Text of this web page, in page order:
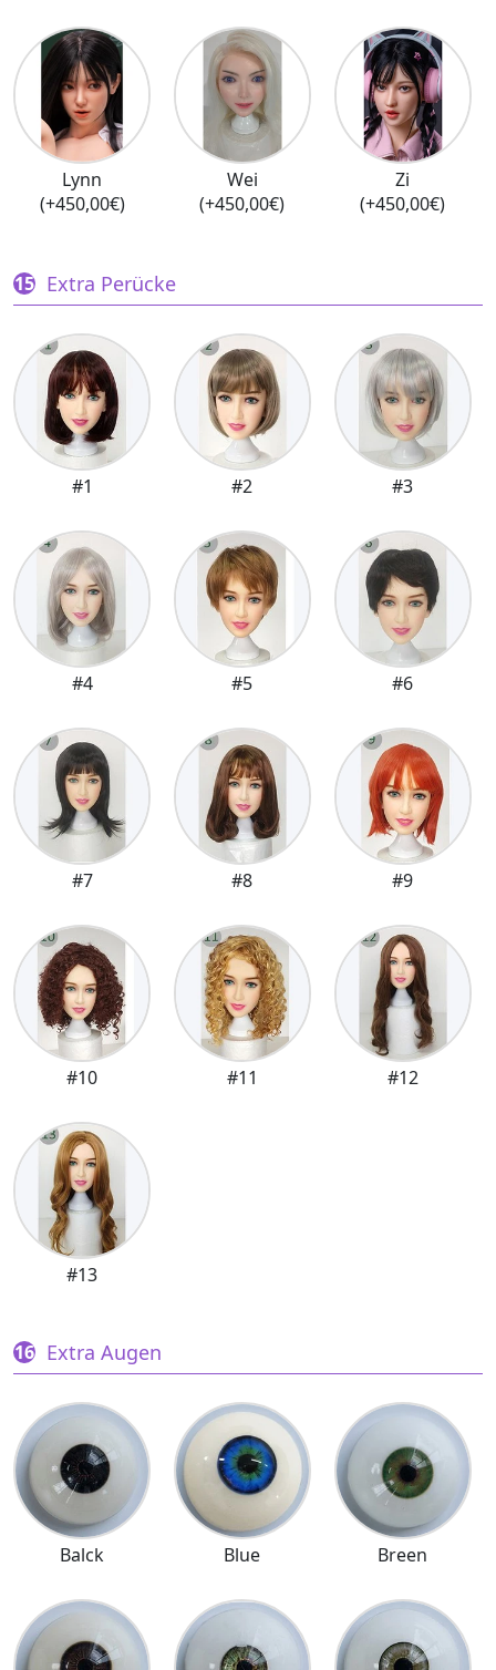
Lynn
(+450,00€)
Wei
(+450,00€)
Zi
(+450,00€)
Extra Perücke
#1 #2 #3
#4 #5 #6
#7 #8 #9
#10 #11 #12
#13
Extra Augen
Balck Blue Breen